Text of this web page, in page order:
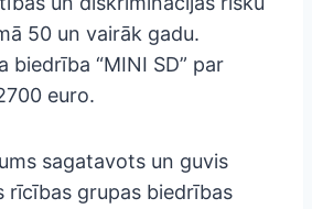
50 un vairāk gadu.
biedrība “MINI SD” par
euro.
sagatavots un guvis
rīcības grupas biedrības